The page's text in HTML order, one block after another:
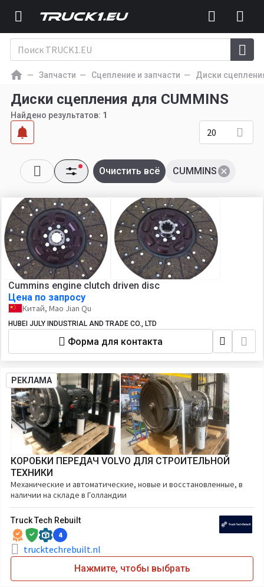
Запчасти Сцепление и запчасти Диски
Диски сцепления для CUMMINS
Найдено результатов: 1
20
CUMMINS
Очистить всё
Cummins engine clutch driven disc
Цена по запросу
Китай, Mao Jian Qu
HUBEI JULY INDUSTRIAL AND TRADE CO., LTD
Форма для контакта
РЕКЛАМА
КОРОБКИ ПЕРЕДАЧ VOLVO ДЛЯ СТРОИТЕЛЬНОЙ
ТЕХНИКИ
Механические и автоматические, новые и восстановленные, в
наличии на складе в Голландии
Truck Tech Rebuilt
4
trucktechrebuilt.nl
Нажмите, чтобы выбрать